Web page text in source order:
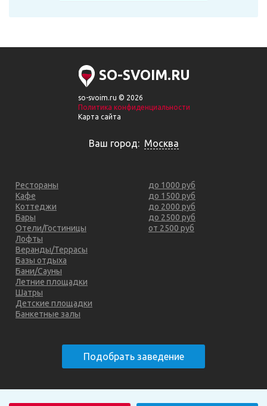
SO-SVOIM.RU
so-svoim.ru © 2026
Политика конфиденциальности
Карта сайта
Ваш город: Москва
Рестораны
Кафе
Коттеджи
Бары
Отели/Гостиницы
Лофты
Веранды/Террасы
Базы отдыха
Бани/Сауны
Летние площадки
Шатры
Детские площадки
Банкетные залы
до 1000 руб
до 1500 руб
до 2000 руб
до 2500 руб
от 2500 руб
Подобрать заведение